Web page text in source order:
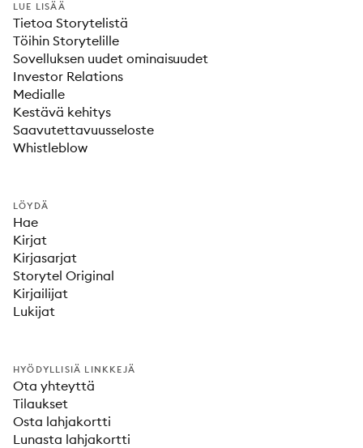
LUE LISÄÄ
Tietoa Storytelistä
Töihin Storytelille
Sovelluksen uudet ominaisuudet
Investor Relations
Medialle
Kestävä kehitys
Saavutettavuusseloste
Whistleblow
LÖYDÄ
Hae
Kirjat
Kirjasarjat
Storytel Original
Kirjailijat
Lukijat
HYÖDYLLISIÄ LINKKEJÄ
Ota yhteyttä
Tilaukset
Osta lahjakortti
Lunasta lahjakortti